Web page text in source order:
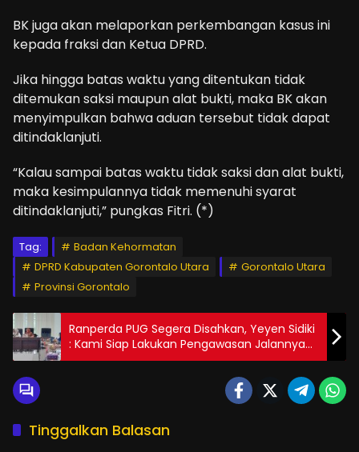
BK juga akan melaporkan perkembangan kasus ini
kepada fraksi dan Ketua DPRD.
Jika hingga batas waktu yang ditentukan tidak
ditemukan saksi maupun alat bukti, maka BK akan
menyimpulkan bahwa aduan tersebut tidak dapat
ditindaklanjuti.
“Kalau sampai batas waktu tidak saksi dan alat bukti,
maka kesimpulannya tidak memenuhi syarat
ditindaklanjuti,” pungkas Fitri. (*)
Tag:
Badan Kehormatan
DPRD Kabupaten Gorontalo Utara
Gorontalo Utara
Provinsi Gorontalo
Ranperda PUG Segera Disahkan, Yeyen Sidiki
: Kami Siap Lakukan Pengawasan Jalannya
Perda
Tinggalkan Balasan